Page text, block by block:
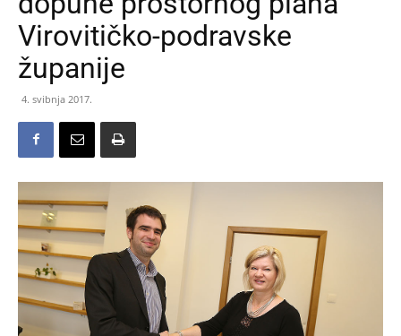
Virovitičko-podravske
županije
4. svibnja 2017.